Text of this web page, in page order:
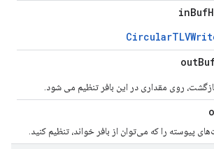
Buf
بازگشت، روی مقداری در این بافر تنظیم می شود.
پیوسته را که می‌توان از بافر خواند، تنظیم کنید.